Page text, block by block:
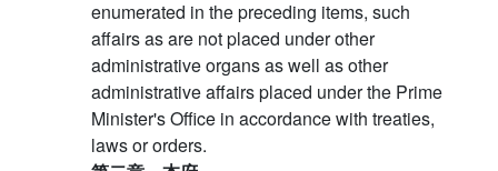
enumerated in the preceding items, such
affairs as are not placed under other
administrative organs as well as other
administrative affairs placed under the Prime
Minister's Office in accordance with treaties,
laws or orders.